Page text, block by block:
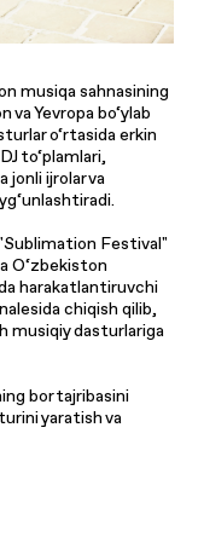
musiqa sahnasining
va Yevropa bo‘ylab
o‘rtasida erkin
to‘plamlari,
jonli ijrolar va
Festival"
O‘zbekiston
harakatlantiruvchi
chiqish qilib,
musiqiy dasturlariga
bor tajribasini
yaratish va